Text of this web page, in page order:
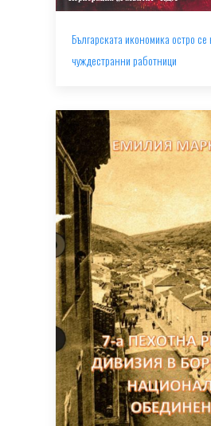
Българската икономика остро
чуждестранни работници